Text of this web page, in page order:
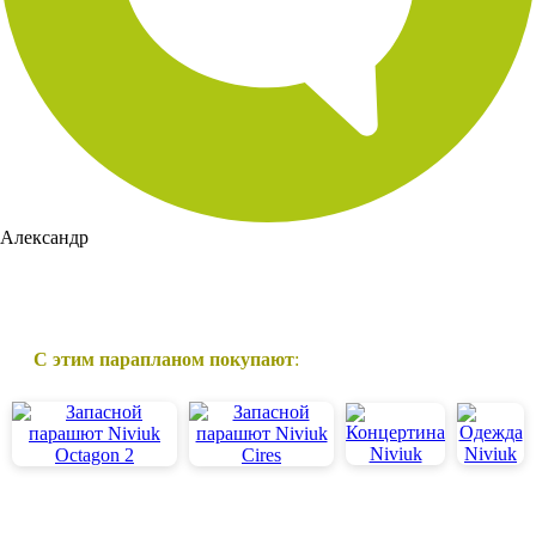
Александр
С этим парапланом покупают: